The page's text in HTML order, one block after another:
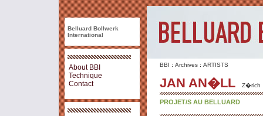
BBI : Archives : ARTISTS
JAN AN�LL Z�rich
PROJET/S AU BELLUARD
Belluard Bollwerk
International
About BBI
Technique
Contact